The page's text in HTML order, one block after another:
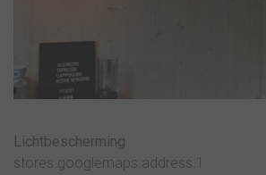
Lichtbescherming
stores.googlemaps.address.1